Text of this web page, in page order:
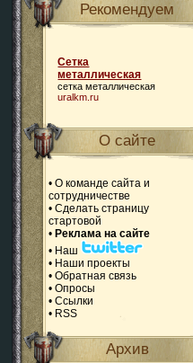
Рекомендуем
Сетка
металлическая
сетка металлическая
uralkm.ru
О сайте
• О команде сайта и
сотрудничестве
• Сделать страницу
стартовой
• Реклама на сайте
• Наш
• Наши проекты
• Обратная связь
• Опросы
• Ссылки
• RSS
Архив